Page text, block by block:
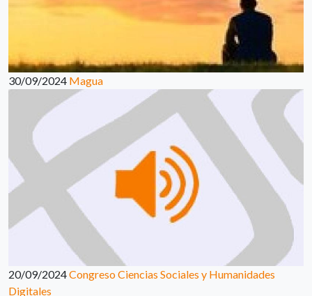
30/09/2024 Magua
20/09/2024Congreso Ciencias Sociales y Humanidades
Digitales